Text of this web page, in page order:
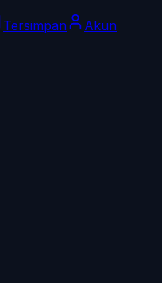
Tersimpan Akun